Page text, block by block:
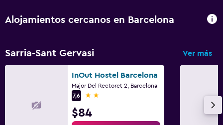
Alojamientos cercanos en Barcelona
Sarria-Sant Gervasi Ver más
InOut Hostel Barcelona
Major Del Rectoret 2, Barcelona
7,6
2 estrellas
$84